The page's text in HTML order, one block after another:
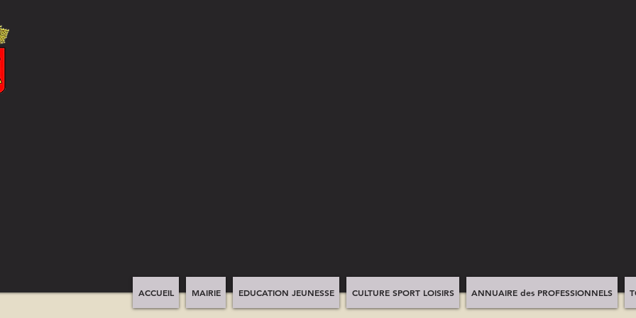
ACCUEIL MAIRIE EDUCATION JEUNESSE CULTURE SPORT LOISIRS ANNUAIRE des PROFESSIONNELS